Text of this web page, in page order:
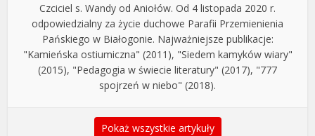
Czciciel s. Wandy od Aniołów. Od 4 listopada 2020 r.
odpowiedzialny za życie duchowe Parafii Przemienienia
Pańskiego w Białogonie. Najważniejsze publikacje:
"Kamieńska ostiumiczna" (2011), "Siedem kamyków wiary"
(2015), "Pedagogia w świecie literatury" (2017), "777
spojrzeń w niebo" (2018).
Pokaż wszystkie artykuły